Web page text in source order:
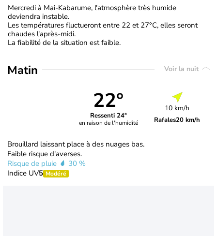
Mercredi à Mai-Kabarume, l'atmosphère très humide
deviendra instable.
Les températures fluctueront entre 22 et 27°C, elles seront
chaudes l'après-midi.
La fiabilité de la situation est faible.
Matin Voir la nuit
22°
Ressenti 24°
en raison de l'humidité
10 km/h
Rafales20 km/h
Brouillard laissant place à des nuages bas.
Faible risque d'averses.
Risque de pluie
30 %
Indice UV5 Modéré